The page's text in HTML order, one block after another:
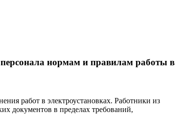
персонала нормам и правилам работы в
работ в электроустановках. Работники из
документов в пределах требований,